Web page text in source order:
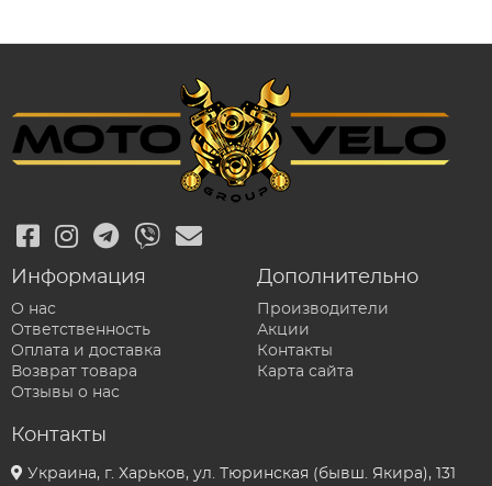
Информация
О нас
Ответственность
Оплата и доставка
Возврат товара
Отзывы о нас
Дополнительно
Производители
Акции
Контакты
Карта сайта
Контакты
Украина, г. Харьков, ул. Тюринская (бывш. Якира), 131